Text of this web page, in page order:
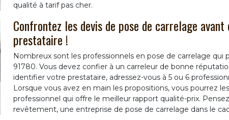
qualité à tarif pas cher.
Confrontez les devis de pose de carrelage
prestataire !
Nombreux sont les professionnels en pose de carrelage qui
91780. Vous devez confier à un carreleur de bonne
identifier votre prestataire, adressez-vous à 5 ou 6
Lorsque vous avez en main les propositions, vous pourrez
professionnel qui offre le meilleur rapport qualité-prix.
revêtement, une entreprise de pose de carrelage dans le